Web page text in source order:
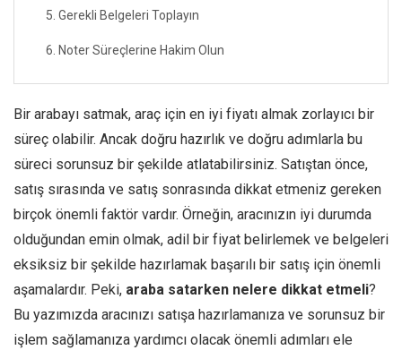
5. Gerekli Belgeleri Toplayın
6. Noter Süreçlerine Hakim Olun
Bir arabayı satmak, araç için en iyi fiyatı almak zorlayıcı bir
süreç olabilir. Ancak doğru hazırlık ve doğru adımlarla bu
süreci sorunsuz bir şekilde atlatabilirsiniz. Satıştan önce,
satış sırasında ve satış sonrasında dikkat etmeniz gereken
birçok önemli faktör vardır. Örneğin, aracınızın iyi durumda
olduğundan emin olmak, adil bir fiyat belirlemek ve belgeleri
eksiksiz bir şekilde hazırlamak başarılı bir satış için önemli
aşamalardır. Peki, araba satarken nelere dikkat etmeli?
Bu yazımızda aracınızı satışa hazırlamanıza ve sorunsuz bir
işlem sağlamanıza yardımcı olacak önemli adımları ele